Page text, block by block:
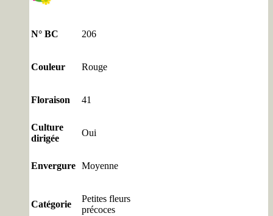
N° BC 206
Couleur Rouge
Floraison 41
Culture
dirigée
Oui
Envergure Moyenne
Catégorie
Petites fleurs
précoces